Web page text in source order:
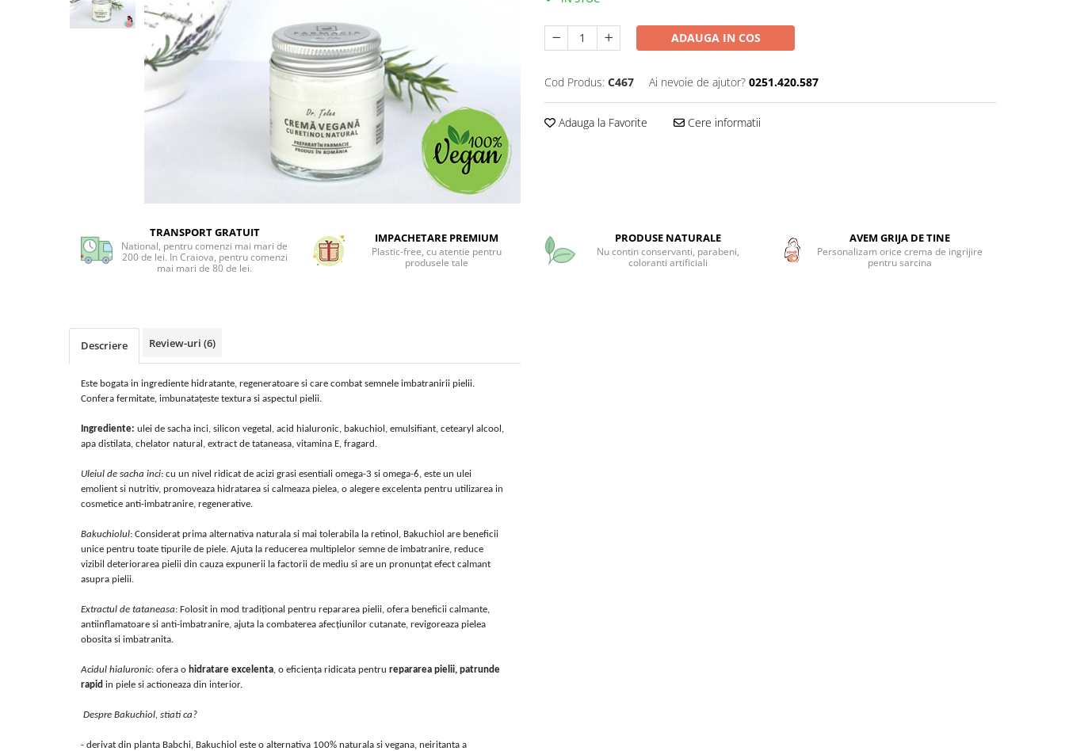
PREPARATE DERMATOLOGICE
Infectii urinare
PREPARATE PENTRU COPII
ADAUGA IN COS
Cod Produs: C467 Ai nevoie de ajutor? 0251.420.587
Adauga la Favorite Cere informatii
TRANSPORT GRATUIT
National, pentru comenzi mai mari de
200 de lei. In Craiova, pentru comenzi
mai mari de 80 de lei.
IMPACHETARE PREMIUM
Plastic-free, cu atentie pentru
produsele tale
PRODUSE NATURALE
Nu contin conservanti, parabeni,
coloranti artificiali
AVEM GRIJA DE TINE
Personalizam orice crema de ingrijire
pentru sarcina
Descriere Review-uri (6)
Este bogata in ingrediente hidratante, regeneratoare si care combat semnele imbatranirii pielii.
Confera fermitate, imbunatațeste textura si aspectul pielii.
Ingrediente: ulei de sacha inci, silicon vegetal, acid hialuronic, bakuchiol, emulsifiant, cetearyl alcool,
apa distilata, chelator natural, extract de tataneasa, vitamina E, fragard.
Uleiul de sacha inci: cu un nivel ridicat de acizi grasi esentiali omega-3 si omega-6, este un ulei
emolient si nutritiv, promoveaza hidratarea si calmeaza pielea, o alegere excelenta pentru utilizarea in
cosmetice anti-imbatranire, regenerative.
Bakuchiolul: Considerat prima alternativa naturala si mai tolerabila la retinol, Bakuchiol are beneficii
unice pentru toate tipurile de piele. Ajuta la reducerea multiplelor semne de imbatranire, reduce
vizibil deteriorarea pielii din cauza expunerii la factorii de mediu si are un pronunțat efect calmant
asupra pielii.
Extractul de tataneasa: Folosit in mod tradițional pentru repararea pielii, ofera beneficii calmante,
antiinflamatoare si anti-imbatranire, ajuta la combaterea afecțiunilor cutanate, revigoreaza pielea
obosita si imbatranita.
Acidul hialuronic: ofera o hidratare excelenta, o eficiența ridicata pentru repararea pielii, patrunde
rapid in piele si actioneaza din interior.
Despre Bakuchiol, stiati ca?
- derivat din planta Babchi, Bakuchiol este o alternativa 100% naturala si vegana, neiritanta a